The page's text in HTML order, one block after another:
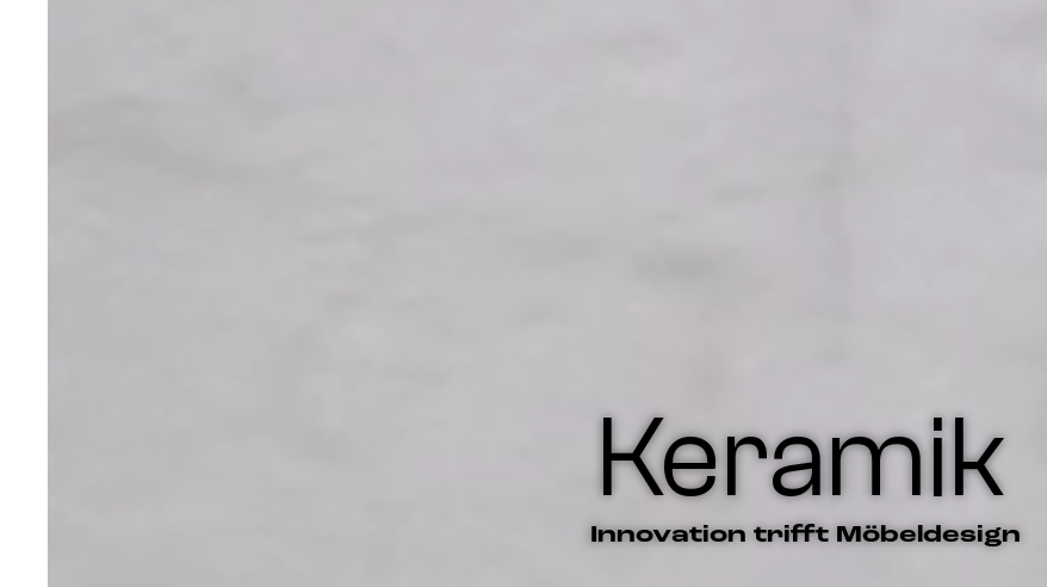
Keramik
Innovation trifft Möbeldesign